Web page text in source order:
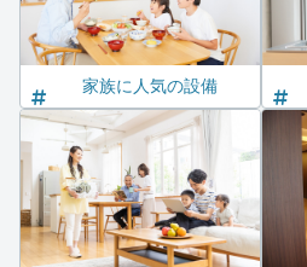
家族に人気の設備